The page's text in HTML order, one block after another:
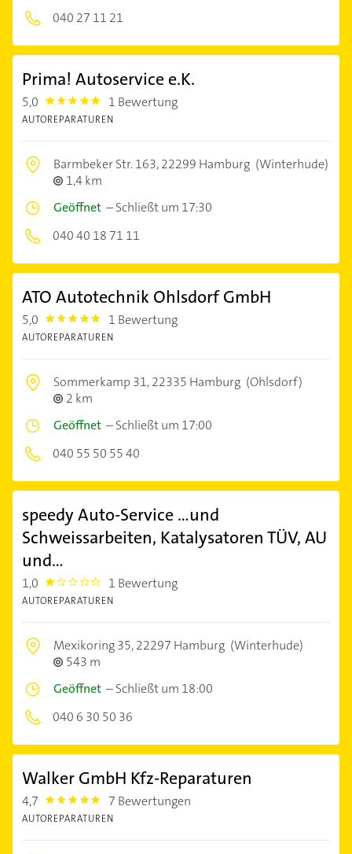
040 27 11 21
Prima! Autoservice e.K.
5,0 5.0 1 Bewertung
AUTOREPARATUREN
Barmbeker Str. 163,22299 Hamburg (Winterhude)
1,4 km
Geöffnet –Schließt um 17:30
040 40 18 71 11
ATO Autotechnik Ohlsdorf GmbH
5,0 5.0 1 Bewertung
AUTOREPARATUREN
Sommerkamp 31,22335 Hamburg (Ohlsdorf)
2 km
Geöffnet –Schließt um 17:00
040 55 50 55 40
speedy Auto-Service ...und
Schweissarbeiten, Katalysatoren TÜV, AU
und...
1,0 1.0 1 Bewertung
AUTOREPARATUREN
Mexikoring 35,22297 Hamburg (Winterhude)
543 m
Geöffnet –Schließt um 18:00
040 6 30 50 36
Walker GmbH Kfz-Reparaturen
4,7 4.7000003 7 Bewertungen
AUTOREPARATUREN